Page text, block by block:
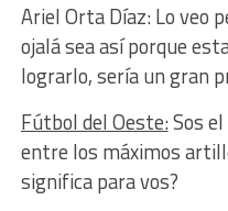
Ariel Orta Díaz: Lo veo
ojalá sea así porque
lograrlo, sería un gran
Fútbol del Oeste:Sos el
entre los máximos
significa para vos?